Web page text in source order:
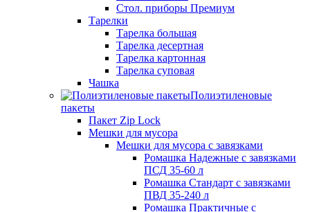
Стол. приборы Премиум
Тарелки
Тарелка большая
Тарелка десертная
Тарелка картонная
Тарелка суповая
Чашка
Полиэтиленовые
пакеты
Пакет Zip Lock
Мешки для мусора
Мешки для мусора с завязками
Ромашка Надежные с завязками
ПСД 35-60 л
Ромашка Стандарт с завязками
ПВД 35-240 л
Ромашка Практичные с